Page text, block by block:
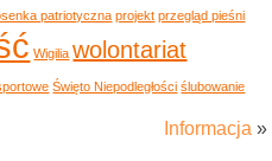
patriotyczna projekt przegląd pieśni
Wigilia wolontariat
Święto Niepodległości ślubowanie
Informacja »